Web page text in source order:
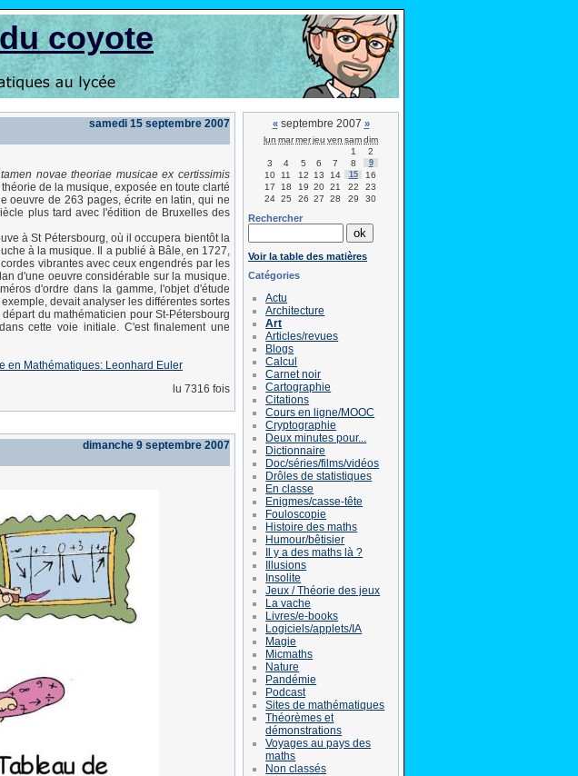
coyote
samedi 15 septembre 2007
novae theoriae musicae ex certissimis
de la musique, exposée en toute clarté
oeuvre de 263 pages, écrite en latin, qui ne
plus tard avec l'édition de Bruxelles des
à St Pétersbourg, où il occupera bientôt la
à la musique. Il a publié à Bâle, en 1727,
vibrantes avec ceux engendrés par les
d'une oeuvre considérable sur la musique.
d'ordre dans la gamme, l'objet d'étude
devait analyser les différentes sortes
du mathématicien pour St-Pétersbourg
cette voie initiale. C'est finalement une
en Mathématiques: Leonhard Euler
lu 7316 fois
dimanche 9 septembre 2007
«septembre 2007 »
lun marmerjeu ven samdim
1
2
3
4 5 6 7 8 9
10 11 12 13 14 15
16
17
18 19 20 21 22
23
24 25 26 27 28 29 30
Rechercher
Voir la table des matières
Catégories
Actu
Architecture
Art
Articles/revues
Blogs
Calcul
Carnet noir
Cartographie
Citations
Cours en ligne/MOOC
Cryptographie
Deux minutes pour...
Dictionnaire
Doc/séries/films/vidéos
Drôles de statistiques
En classe
Enigmes/casse-tête
Fouloscopie
Histoire des maths
Humour/bêtisier
Il y a des maths là ?
Illusions
Insolite
Jeux / Théorie des jeux
La vache
Livres/e-books
Logiciels/applets/IA
Magie
Micmaths
Nature
Pandémie
Podcast
Sites de mathématiques
Théorèmes et
démonstrations
Voyages au pays des
maths
Non classés